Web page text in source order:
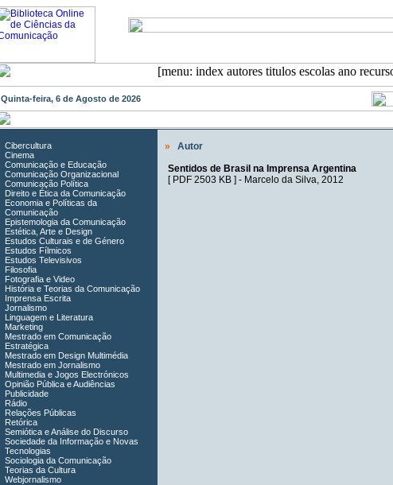
Quinta-feira, 6 de Agosto de 2026
Cibercultura
Cinema
Comunicação e Educação
Comunicação Organizacional
Comunicação Política
Direito e Ética da Comunicação
Economia e Políticas da
Comunicação
Epistemologia da Comunicação
Estética, Arte e Design
Estudos Culturais e de Género
Estudos Fílmicos
Estudos Televisivos
Filosofia
Fotografia e Video
História e Teorias da Comunicação
Imprensa Escrita
Jornalismo
Linguagem e Literatura
Marketing
Mestrado em Comunicação
Estratégica
Mestrado em Design Multimédia
Mestrado em Jornalismo
Multimedia e Jogos Electrónicos
Opinião Pública e Audiências
Publicidade
Rádio
Relações Públicas
Retórica
Semiótica e Análise do Discurso
Sociedade da Informação e Novas
Tecnologias
Sociologia da Comunicação
Teorias da Cultura
Webjornalismo
»
Autor
Sentidos de Brasil na Imprensa Argentina
[ PDF 2503 KB] - Marcelo da Silva, 2012